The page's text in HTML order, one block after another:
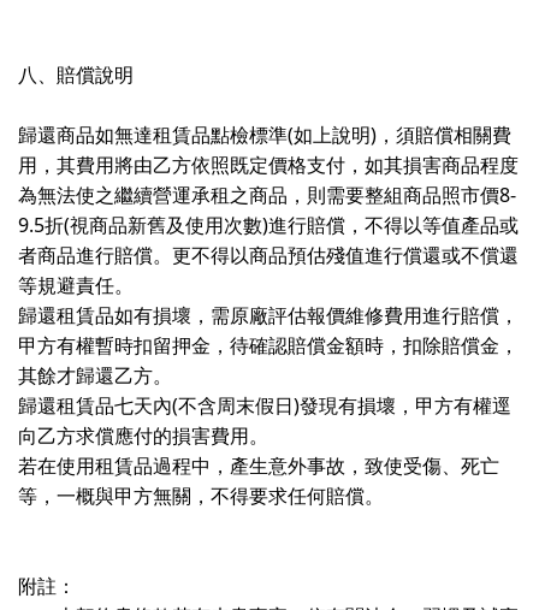
八、賠償說明
歸還商品如無達租賃品點檢標準(如上說明)，須賠償相關費
用，其費用將由乙方依照既定價格支付，如其損害商品程度
為無法使之繼續營運承租之商品，則需要整組商品照市價8-
9.5折(視商品新舊及使用次數)進行賠償，不得以等值產品或
者商品進行賠償。更不得以商品預估殘值進行償還或不償還
等規避責任。
歸還租賃品如有損壞，需原廠評估報價維修費用進行賠償，
甲方有權暫時扣留押金，待確認賠償金額時，扣除賠償金，
其餘才歸還乙方。
歸還租賃品七天內(不含周末假日)發現有損壞，甲方有權逕
向乙方求償應付的損害費用。
若在使用租賃品過程中，產生意外事故，致使受傷、死亡
等，一概與甲方無關，不得要求任何賠償。
附註：